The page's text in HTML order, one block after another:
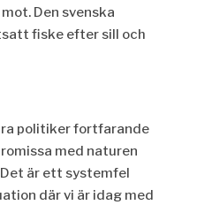
Den svenska
fiske efter sill och
politiker fortfarande
med naturen
är ett systemfel
där vi är idag med